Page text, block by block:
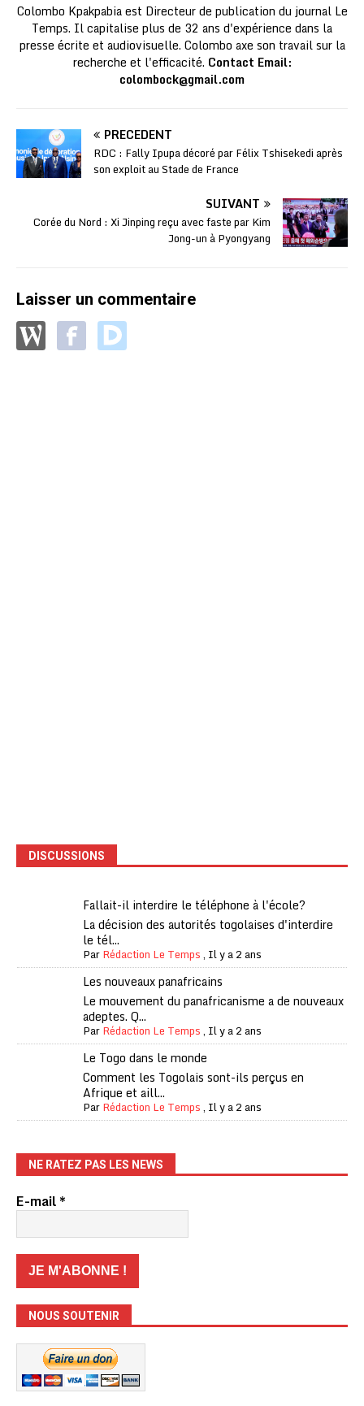
Colombo Kpakpabia est Directeur de publication du journal Le
Temps. Il capitalise plus de 32 ans d'expérience dans la
presse écrite et audiovisuelle. Colombo axe son travail sur la
recherche et l'efficacité. Contact Email:
colombock@gmail.com
PRÉCÉDENT
RDC : Fally Ipupa décoré par Félix Tshisekedi après
son exploit au Stade de France
SUIVANT
Corée du Nord : Xi Jinping reçu avec faste par Kim
Jong-un à Pyongyang
Laisser un commentaire
DISCUSSIONS
Fallait-il interdire le téléphone à l'école?
La décision des autorités togolaises d'interdire
le tél...
ParRédaction Le Temps, Il y a 2 ans
Les nouveaux panafricains
Le mouvement du panafricanisme a de nouveaux
adeptes. Q...
ParRédaction Le Temps, Il y a 2 ans
Le Togo dans le monde
Comment les Togolais sont-ils perçus en
Afrique et aill...
ParRédaction Le Temps, Il y a 2 ans
NE RATEZ PAS LES NEWS
E-mail*
NOUS SOUTENIR